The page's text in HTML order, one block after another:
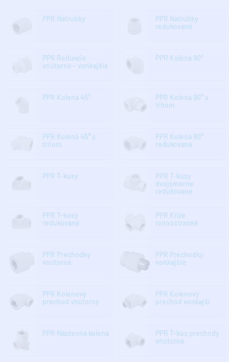
PPR Nátrubky
PPR Nátrubky
redukované
PPR Redukcie
vnútorné - vonkajšie
PPR Kolená 90°
PPR Kolená 45°
PPR Kolená 90° s
tŕňom
PPR Kolená 45° s
tŕňom
PPR Kolená 90°
redukovaná
PPR T-kusy
PPR T-kusy
dvojsmerne
redukované
PPR T-kusy
redukované
PPR Kríže
rovnostranné
PPR Prechodky
vnútorné
PPR Prechodky
vonkajšie
PPR Kolenový
prechod vnútorný
PPR Kolenový
prechod vonkajší
PPR Nástenná kolená
PPR T-kus prechody
vnútorné